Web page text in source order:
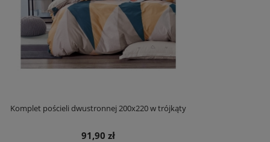
Komplet pościeli dwustronnej 200x220 w trójkąty
91,90 zł